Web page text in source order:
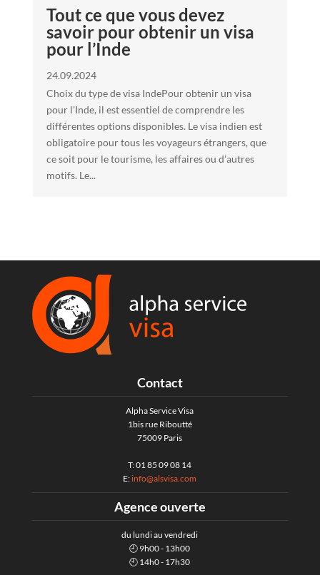
Tout ce que vous devez
savoir pour obtenir un visa
pour l’Inde
24.09.2024
Choix du type de visa IndePour obtenir un visa
pour l'Inde, il est essentiel de comprendre les
différentes options disponibles. Le visa indien est
obligatoire pour tous les voyageurs étrangers, que
ce soit pour le tourisme, les affaires ou d'autres
motifs. Le...
Contact
Alpha Service Visa
1bis rue Riboutté
75009 Paris
T: 01 85 09 08 14
E: info@alsvisa.com
Agence ouverte
du lundi au vendredi
🕘 9h00 - 13h00
🕘 14h0 - 17h30